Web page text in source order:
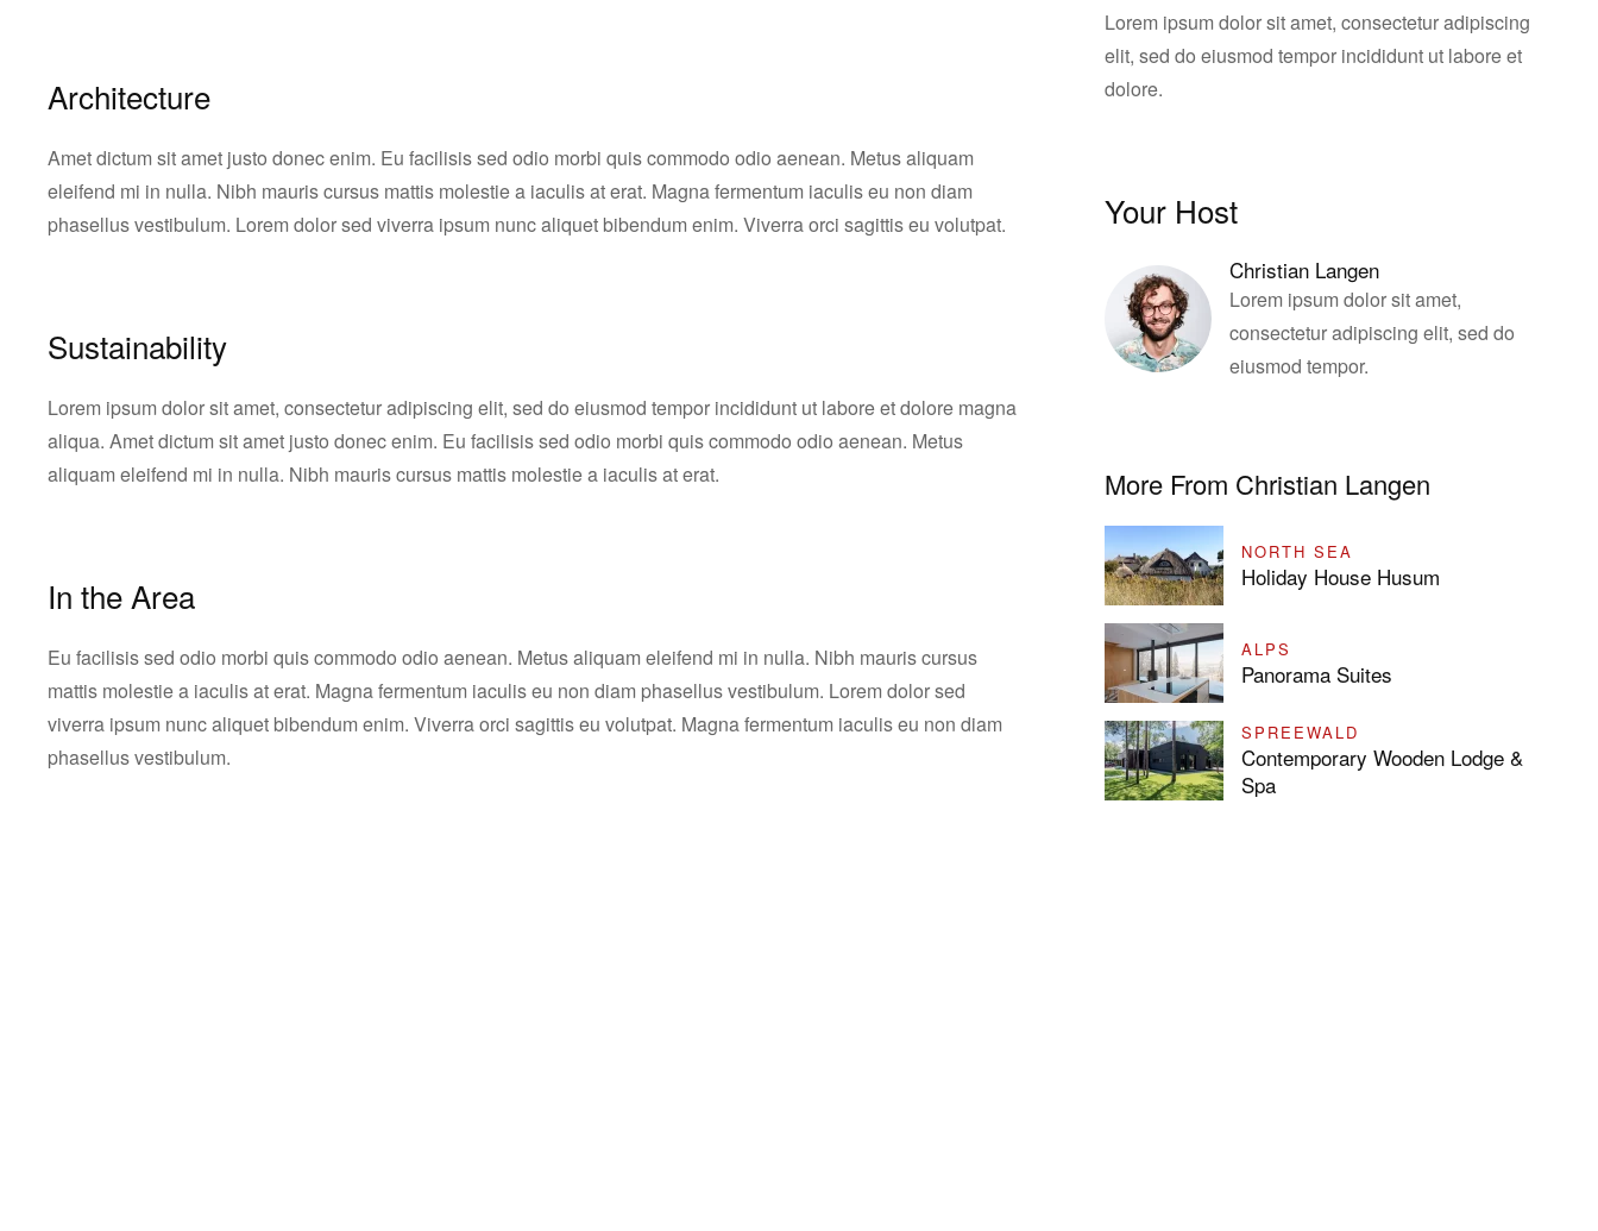
Architecture
Amet dictum sit amet justo donec enim. Eu facilisis sed odio morbi quis commodo odio aenean. Metus aliquam
eleifend mi in nulla. Nibh mauris cursus mattis molestie a iaculis at erat. Magna fermentum iaculis eu non diam
phasellus vestibulum. Lorem dolor sed viverra ipsum nunc aliquet bibendum enim. Viverra orci sagittis eu volutpat.
Sustainability
Lorem ipsum dolor sit amet, consectetur adipiscing elit, sed do eiusmod tempor incididunt ut labore et dolore magna
aliqua. Amet dictum sit amet justo donec enim. Eu facilisis sed odio morbi quis commodo odio aenean. Metus
aliquam eleifend mi in nulla. Nibh mauris cursus mattis molestie a iaculis at erat.
In the Area
Eu facilisis sed odio morbi quis commodo odio aenean. Metus aliquam eleifend mi in nulla. Nibh mauris cursus
mattis molestie a iaculis at erat. Magna fermentum iaculis eu non diam phasellus vestibulum. Lorem dolor sed
viverra ipsum nunc aliquet bibendum enim. Viverra orci sagittis eu volutpat. Magna fermentum iaculis eu non diam
phasellus vestibulum.
Lorem ipsum dolor sit amet, consectetur adipiscing
elit, sed do eiusmod tempor incididunt ut labore et
dolore.
Your Host
Christian Langen
Lorem ipsum dolor sit amet,
consectetur adipiscing elit, sed do
eiusmod tempor.
More From Christian Langen
NORTH SEA
Holiday House Husum
ALPS
Panorama Suites
SPREEWALD
Contemporary Wooden Lodge &
Spa